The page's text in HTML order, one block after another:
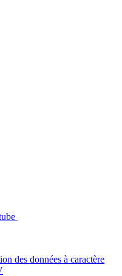
des données à caractère